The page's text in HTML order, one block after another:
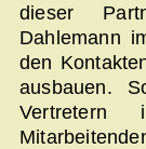
dieser
Dahlemann
den
ausbauen.
Vertretern